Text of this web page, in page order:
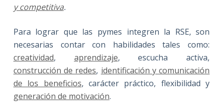
y competitiva.
Para lograr que las pymes integren la RSE, son
necesarias contar con habilidades tales como:
creatividad, aprendizaje, escucha activa,
construcción de redes, identificación y comunicación
de los beneficios, carácter práctico, flexibilidad y
generación de motivación.